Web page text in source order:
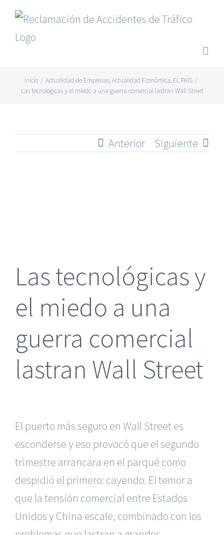
Saltar
contenido
Inicio / Actualidad de Empresas,Actualidad Económica, EL PAÍS /
Las tecnológicas y el miedo a una guerra comercial lastran Wall Street
Anterior Siguiente
Las tecnológicas y
el miedo a una
guerra comercial
lastran Wall Street
El puerto más seguro en Wall Street es
esconderse y eso provocó que el segundo
trimestre arrancara en el parqué como
despidió el primero: cayendo. El temor a
que la tensión comercial entre Estados
Unidos y China escale, combinado con los